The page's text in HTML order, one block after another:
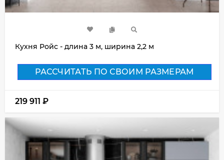
Кухня Ройс - длина 3 м, ширина 2,2 м
РАССЧИТАТЬ ПО СВОИМ РАЗМЕРАМ
219 911 ₽